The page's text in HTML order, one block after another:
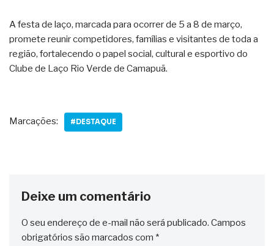
A festa de laço, marcada para ocorrer de 5 a 8 de março,
promete reunir competidores, famílias e visitantes de toda a
região, fortalecendo o papel social, cultural e esportivo do
Clube de Laço Rio Verde de Camapuã.
Marcações: #DESTAQUE
Deixe um comentário
O seu endereço de e-mail não será publicado. Campos
obrigatórios são marcados com *